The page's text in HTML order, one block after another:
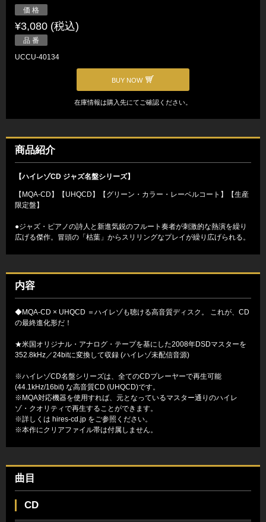
価 格
¥3,080 (税込)
品 番
UCCU-40134
BUY NOW
在庫情報は購入先にてご確認ください。
商品紹介
【ハイレゾCD ジャズ名盤シリーズ】
【MQA-CD】【UHQCD】【グリーン・カラー・レーベルコート】【生産
限定盤】
●ジャズ・ピアノの詩人と新進気鋭のフルート奏者が刺激的な熱演を繰り
広げる傑作。冒頭の「枯葉」からスリリングなプレイが繰り広げられる。
内容
◆MQA-CD × UHQCD ＝ハイレゾも聴ける高音質ディスク。 これが、CD
の最終進化形だ！
★米国オリジナル・アナログ・テープを基にした2008年DSDマスターを
352.8kHz／24bitに変換して収録 (ハイレゾ未配信音源)
※ハイレゾCD名盤シリーズは、全てのCDプレーヤーで再生可能
(44.1kHz/16bit) な高音質CD (UHQCD)です。
※MQA対応機器を使用すれば、元となっているマスター通りのハイレ
ゾ・クオリティで再生することができます。
※詳しくは hires-cd.jp をご参照ください。
※本作にクリアファイル帯は付属しません。
曲目
CD